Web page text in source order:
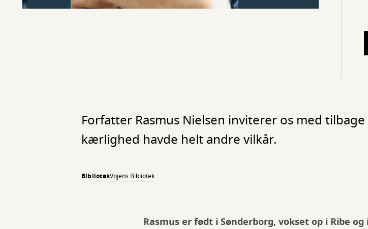
Forfatter Rasmus Nielsen inviterer os med
kærlighed havde helt andre vilkår.
BibliotekVojens Bibliotek
Rasmus er født i Sønderborg, vokset op i Ribe